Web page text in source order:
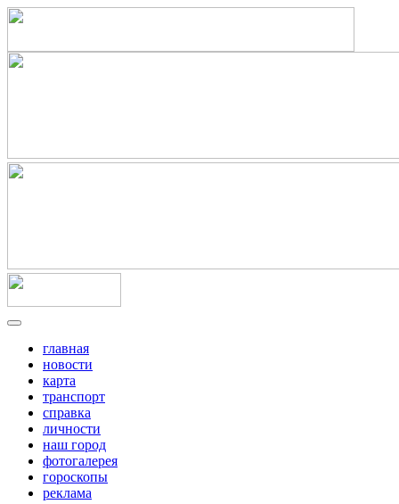
главная
новости
карта
транспорт
справка
личности
наш город
фотогалерея
гороскопы
реклама